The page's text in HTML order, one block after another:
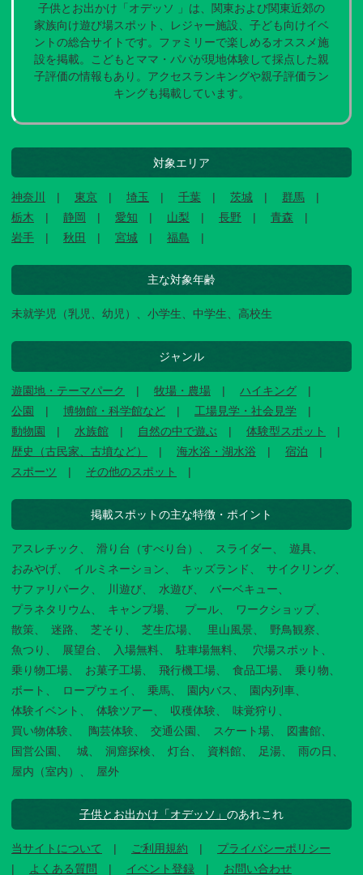
子供とお出かけ「オデッソ 」は、関東および関東近郊の
家族向け遊び場スポット、レジャー施設、子ども向けイベ
ントの総合サイトです。ファミリーで楽しめるオススメ施
設を掲載。こどもとママ・パパが現地体験して採点した親
子評価の情報もあり。アクセスランキングや親子評価ラン
キングも掲載しています。
対象エリア
神奈川 東京 埼玉 千葉 茨城
群馬
栃木
静岡 愛知 山梨 長野
青森
岩手
秋田 宮城 福島
主な対象年齢
未就学児（乳児、幼児）、小学生、中学生、高校生
ジャンル
遊園地・テーマパーク 牧場・農場
ハイキング
公園
博物館・科学館など
工場見学・社会見学
動物園
水族館 自然の中で遊ぶ
体験型スポット
歴史（古民家、古墳など）
海水浴・湖水浴
宿泊
スポーツ
その他のスポット
掲載スポットの主な特徴・ポイント
アスレチック 滑り台（すべり台） スライダー
遊具
おみやげ
イルミネーション キッズランド
サイクリング
サファリパーク
川遊び 水遊び
バーベキュー
プラネタリウム
キャンプ場 プール
ワークショップ
散策
迷路 芝そり 芝生広場 里山風景
野鳥観察
魚つり
展望台 入場無料 駐車場無料
穴場スポット
乗り物工場
お菓子工場 飛行機工場 食品工場
乗り物
ボート
ロープウェイ 乗馬 園内バス
園内列車
体験イベント
体験ツアー 収穫体験
味覚狩り
買い物体験
陶芸体験 交通公園 スケート場
図書館
国営公園
城 洞窟探検 灯台 資料館 足湯
雨の日
屋内（室内）
屋外
子供とお出かけ「オデッソ」 のあれこれ
当サイトについて ご利用規約
プライバシーポリシー
よくある質問
イベント登録 お問い合わせ